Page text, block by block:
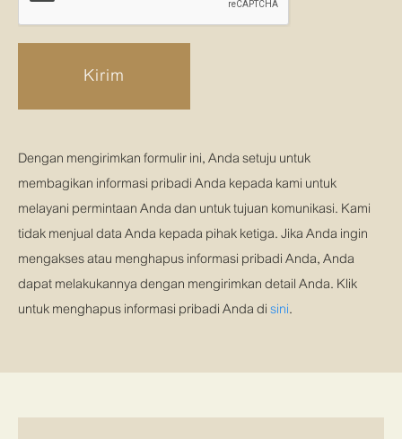
Kirim
Dengan mengirimkan formulir ini, Anda setuju untuk
membagikan informasi pribadi Anda kepada kami untuk
melayani permintaan Anda dan untuk tujuan komunikasi. Kami
tidak menjual data Anda kepada pihak ketiga. Jika Anda ingin
mengakses atau menghapus informasi pribadi Anda, Anda
dapat melakukannya dengan mengirimkan detail Anda. Klik
untuk menghapus informasi pribadi Anda disini.